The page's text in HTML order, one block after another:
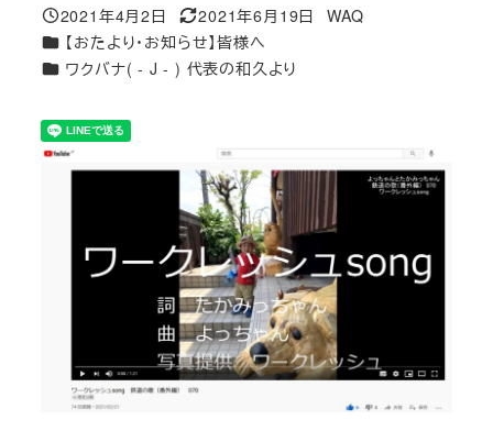
投稿日
2021年4月2日
更新日
2021年6月19日
著
WAQ
カテゴリー
【おたより・お知らせ】皆様へ
カテゴリー
ワクバナ( - J - ) 代表の和久より